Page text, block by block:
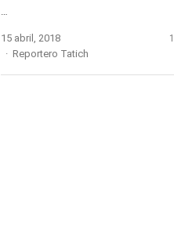
15 abril, 2018
Author
Reportero Tatich